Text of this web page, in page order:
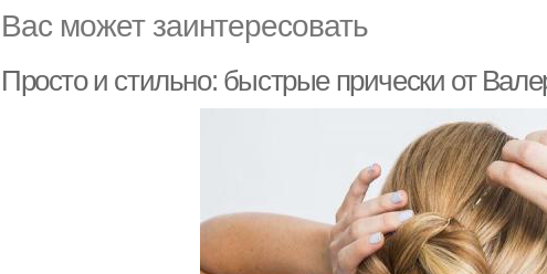
Вас может заинтересовать
Просто и стильно: быстрые прически от